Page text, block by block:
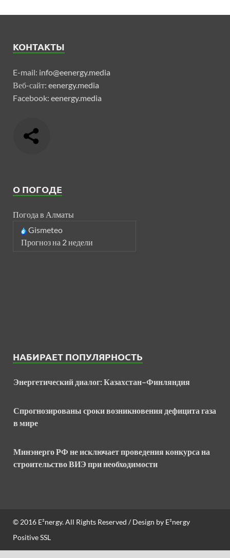
КОНТАКТЫ
E-mail: info@eenergy.media
Веб-сайт: eenergy.media
Facebook: eenergy.media
О ПОГОДЕ
Погода в Алматы
Gismeteo
Прогноз на 2 недели
НАБИРАЕТ ПОПУЛЯРНОСТЬ
Энергетический диалог: Казахстан–Финляндия
Спрогнозированы сроки возникновения дефицита газа
в мире
Минэнерго РФ не исключает проведения конкурса на
строительство ВИЭ при необходимости
© 2016 E²nergy. All Rights Reserved / Design by E²nergy
Positive SSL